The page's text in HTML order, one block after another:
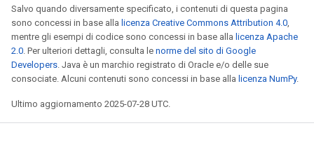
Salvo quando diversamente specificato, i contenuti di questa pagina
sono concessi in base alla licenza Creative Commons Attribution 4.0,
mentre gli esempi di codice sono concessi in base alla licenza Apache
2.0. Per ulteriori dettagli, consulta le norme del sito di Google
Developers. Java è un marchio registrato di Oracle e/o delle sue
consociate. Alcuni contenuti sono concessi in base alla licenza NumPy.
Ultimo aggiornamento 2025-07-28 UTC.